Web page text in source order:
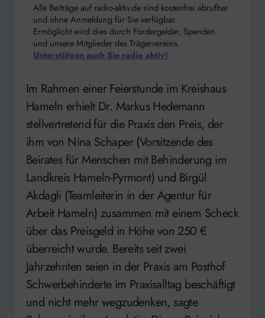
Alle Beiträge auf radio-aktiv.de sind kostenfrei abrufbar
und ohne Anmeldung für Sie verfügbar.
Ermöglicht wird dies durch Fördergelder, Spenden
und unsere Mitglieder des Trägervereins.
Unterstützen auch Sie radio aktiv!
Im Rahmen einer Feierstunde im Kreishaus
Hameln erhielt Dr. Markus Hedemann
stellvertretend für die Praxis den Preis, der
ihm von Nina Schaper (Vorsitzende des
Beirates für Menschen mit Behinderung im
Landkreis Hameln-Pyrmont) und Birgül
Akdagli (Teamleiterin in der Agentur für
Arbeit Hameln) zusammen mit einem Scheck
über das Preisgeld in Höhe von 250 €
überreicht wurde. Bereits seit zwei
Jahrzehnten seien in der Praxis am Posthof
Schwerbehinderte im Praxisalltag beschäftigt
und nicht mehr wegzudenken, sagte